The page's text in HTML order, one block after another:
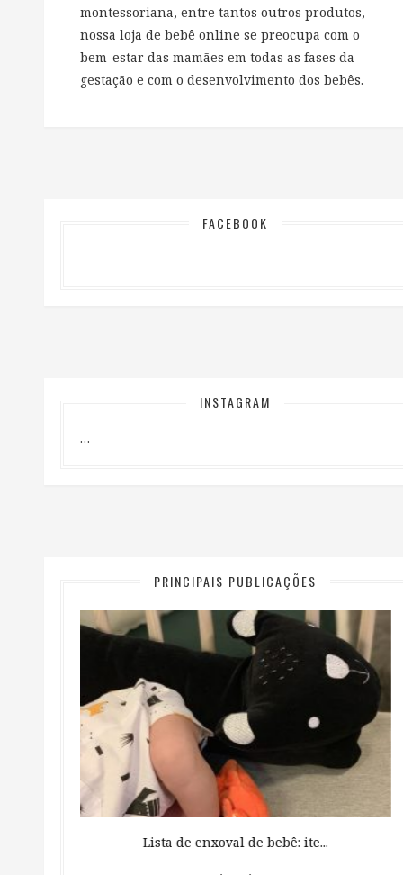
montessoriana, entre tantos outros produtos,
nossa loja de bebê online se preocupa com o
bem-estar das mamães em todas as fases da
gestação e com o desenvolvimento dos bebês.
FACEBOOK
INSTAGRAM
…
PRINCIPAIS PUBLICAÇÕES
Lista de enxoval de bebê: ite...